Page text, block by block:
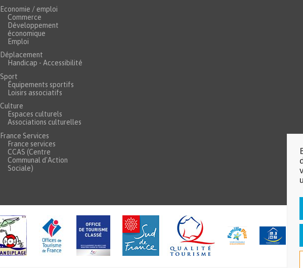
Economie / emploi
Commerce
Développement
économique
Emploi
Déplacement
Handicap - Accessibilité
Sport
Équipements sportifs
Loisirs associatifs
Culture
Espaces culturels
Associations culturelles
France Services
France services
CCAS (Centre
Communal d'Action
Sociale)